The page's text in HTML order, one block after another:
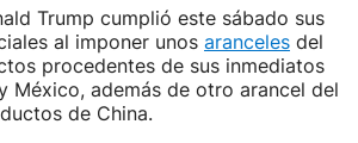
Trump cumplió este sábado sus
al imponer unos aranceles del
procedentes de sus inmediatos
México, además de otro arancel del
de China.